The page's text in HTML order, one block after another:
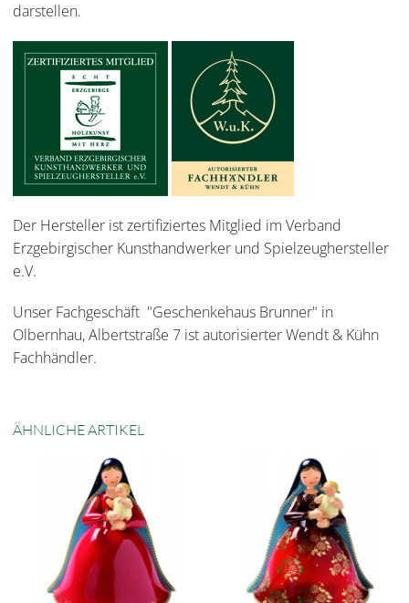
darstellen.
Der Hersteller ist zertifiziertes Mitglied im Verband
Erzgebirgischer Kunsthandwerker und Spielzeughersteller
e.V.
Unser Fachgeschäft "Geschenkehaus Brunner" in
Olbernhau, Albertstraße 7 ist autorisierter Wendt & Kühn
Fachhändler.
ÄHNLICHE ARTIKEL